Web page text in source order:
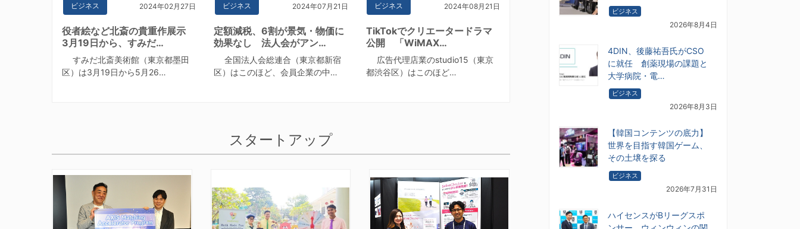
ビジネス 2024年02月27日
役者絵など北斎の貴重作展示
3月19日から、すみだ…
すみだ北斎美術館（東京都墨田
区）は3月19日から5月26…
ビジネス 2024年07月21日
定額減税、6割が景気・物価に
効果なし 法人会がアン…
全国法人会総連合（東京都新宿
区）はこのほど、会員企業の中…
ビジネス 2024年08月21日
TikTokでクリエータードラマ
公開 「WiMAX…
広告代理店業のstudio15（東京
都渋谷区）はこのほど…
スタートアップ
ビジネス
2026年8月4日
4DIN、後藤祐吾氏がCSO
に就任 創薬現場の課題と
大学病院・電…
ビジネス
2026年8月3日
【韓国コンテンツの底力】
世界を目指す韓国ゲーム、
その土壌を探る
ビジネス
2026年7月31日
ハイセンスがBリーグスポ